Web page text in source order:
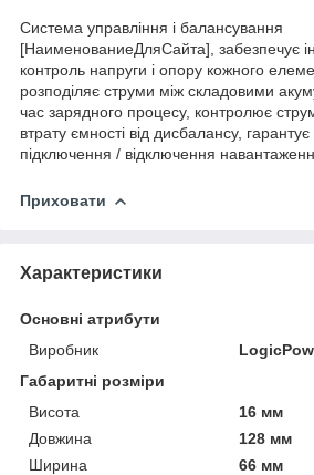
Система управління і балансування
[НаименованиеДляСайта], забезпечує
контроль напруги і опору кожного
розподіляє струми між складовими
час зарядного процесу, контролює
втрату ємності від дисбалансу,
підключення / відключення
Приховати
Характеристики
Основні атрибути
Виробник
Габаритні розміри
Висота
16 мм
Довжина
128 мм
Ширина
66 мм